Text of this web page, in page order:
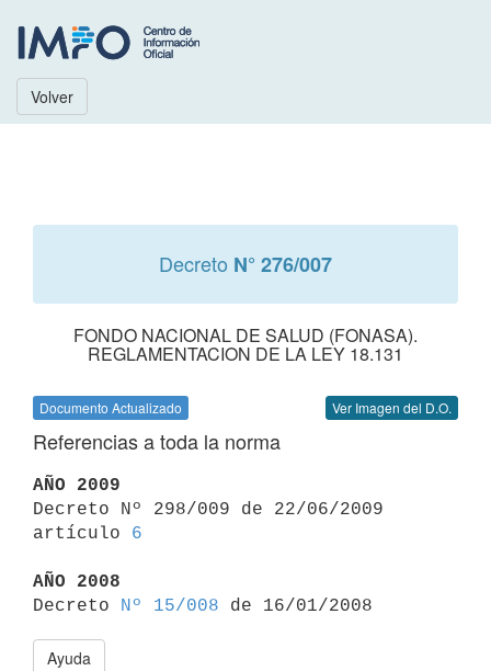
Volver
Decreto N° 276/007
FONDO NACIONAL DE SALUD (FONASA).
REGLAMENTACION DE LA LEY 18.131
Documento Actualizado Ver Imagen del D.O.
Referencias a toda la norma
AÑO 2009
Decreto Nº 298/009 de 22/06/2009
artículo 6
AÑO 2008
Decreto
Nº 15/008
Ayuda